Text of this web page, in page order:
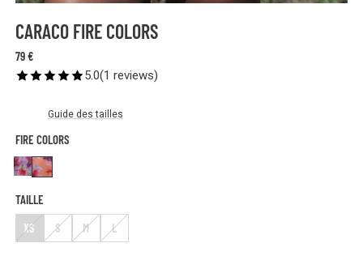
CARACO FIRE COLORS
79 €
5.0(1 reviews)
Guide des tailles
FIRE COLORS
Aquarelle
Fire colors
TAILLE
XS
S M L